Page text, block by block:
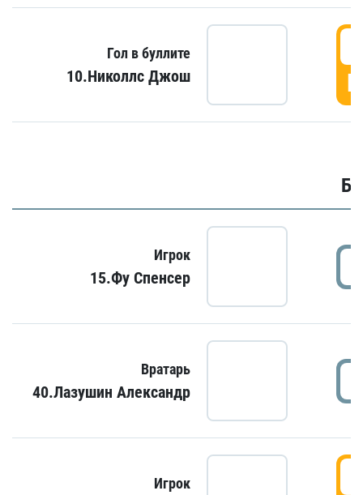
Гол в буллите
10.Николлс Джош
Игрок
15.Фу Спенсер
Вратарь
40.Лазушин Александр
Игрок